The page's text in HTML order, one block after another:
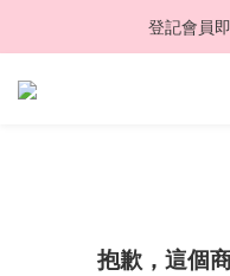
登記會員
抱歉，這個